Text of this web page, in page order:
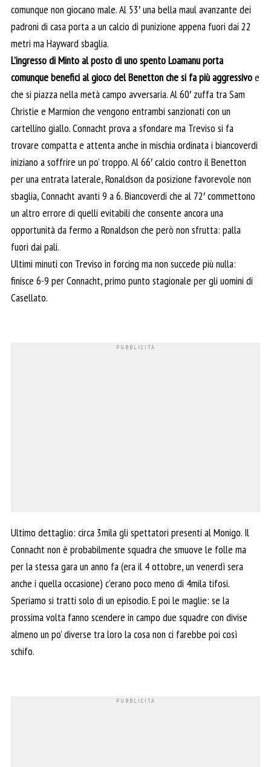
comunque non giocano male. Al 53′ una bella maul avanzante dei
padroni di casa porta a un calcio di punizione appena fuori dai 22
metri ma Hayward sbaglia.
L’ingresso di Minto al posto di uno spento Loamanu porta
comunque benefici al gioco del Benetton che si fa più aggressivoe
che si piazza nella metà campo avversaria. Al 60′ zuffa tra Sam
Christie e Marmion che vengono entrambi sanzionati con un
cartellino giallo. Connacht prova a sfondare ma Treviso si fa
trovare compatta e attenta anche in mischia ordinata i biancoverdi
iniziano a soffrire un po’ troppo. Al 66′ calcio contro il Benetton
per una entrata laterale, Ronaldson da posizione favorevole non
sbaglia, Connacht avanti 9 a 6. Biancoverdi che al 72′ commettono
un altro errore di quelli evitabili che consente ancora una
opportunità da fermo a Ronaldson che però non sfrutta: palla
fuori dai pali.
Ultimi minuti con Treviso in forcing ma non succede più nulla:
finisce 6-9 per Connacht, primo punto stagionale per gli uomini di
Casellato.
Ultimo dettaglio: circa 3mila gli spettatori presenti al Monigo. Il
Connacht non è probabilmente squadra che smuove le folle ma
per la stessa gara un anno fa (era il 4 ottobre, un venerdì sera
anche i quella occasione) c’erano poco meno di 4mila tifosi.
Speriamo si tratti solo di un episodio. E poi le maglie: se la
prossima volta fanno scendere in campo due squadre con divise
almeno un po’ diverse tra loro la cosa non ci farebbe poi così
schifo.